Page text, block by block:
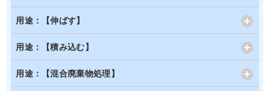
用途：【伸ばす】
用途：【積み込む】
用途：【混合廃棄物処理】